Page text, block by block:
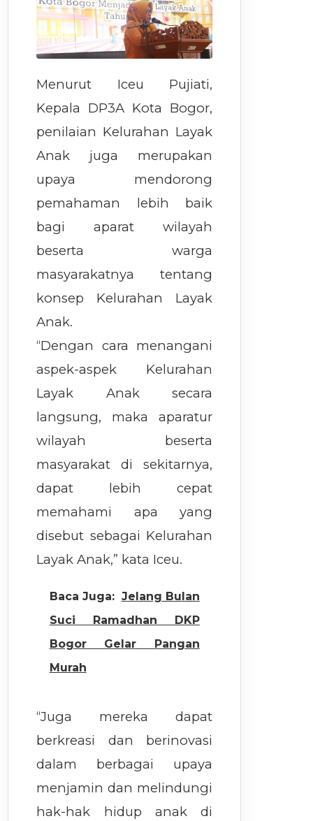
Menurut Iceu Pujiati,
Kepala DP3A Kota Bogor,
penilaian Kelurahan Layak
Anak juga merupakan
upaya mendorong
pemahaman lebih baik
bagi aparat wilayah
beserta warga
masyarakatnya tentang
konsep Kelurahan Layak
Anak.
“Dengan cara menangani
aspek-aspek Kelurahan
Layak Anak secara
langsung, maka aparatur
wilayah beserta
masyarakat di sekitarnya,
dapat lebih cepat
memahami apa yang
disebut sebagai Kelurahan
Layak Anak,” kata Iceu.
Baca Juga: Jelang Bulan
Suci Ramadhan DKP
Bogor Gelar Pangan
Murah
“Juga mereka dapat
berkreasi dan berinovasi
dalam berbagai upaya
menjamin dan melindungi
hak-hak hidup anak di